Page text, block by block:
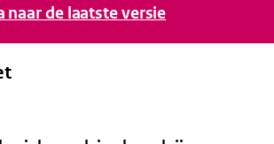
naar de laatste versie